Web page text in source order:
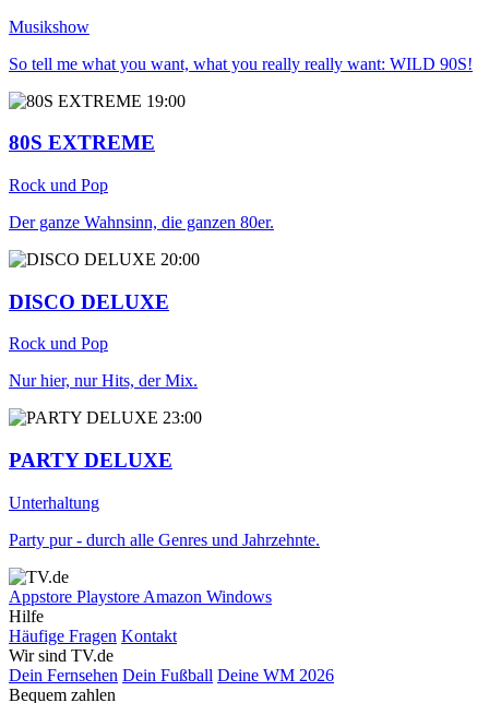
Musikshow
So tell me what you want, what you really really want: WILD 90S!
19:00
80S EXTREME
Rock und Pop
Der ganze Wahnsinn, die ganzen 80er.
20:00
DISCO DELUXE
Rock und Pop
Nur hier, nur Hits, der Mix.
23:00
PARTY DELUXE
Unterhaltung
Party pur - durch alle Genres und Jahrzehnte.
Appstore Playstore Amazon Windows
Hilfe
Häufige Fragen Kontakt
Wir sind TV.de
Dein Fernsehen Dein Fußball Deine WM 2026
Bequem zahlen